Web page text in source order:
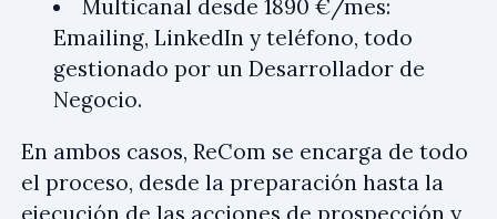
Multicanal desde 1890 €/mes:
Emailing, LinkedIn y teléfono, todo
gestionado por un Desarrollador de
Negocio.
En ambos casos, ReCom se encarga de todo
el proceso, desde la preparación hasta la
ejecución de las acciones de prospección y